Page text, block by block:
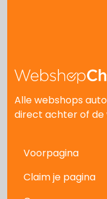
Alle webshops
direct achter of de
Voorpagina
Claim je pagina